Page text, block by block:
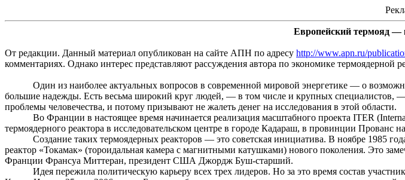
Европейский термояд—
От редакции. Данный материал опубликован на сайте АПН по адресу http://www.apn.ru/
комментариях. Однако интерес представляют рассуждения автора по экономике термоядерной
Один из наиболее актуальных вопросов в современной мировой энергетике — о
большие надежды. Есть весьма широкий круг людей, — в том числе и крупных специалистов, —
проблемы человечества, и потому призывают не жалеть денег на исследования в этой области.
Во Франции в настоящее время начинается реализация масштабного проекта ITER (
термоядерного реактора в исследовательском центре в городе Кадараш, в провинции Прованс
Создание таких термоядерных реакторов — это советская инициатива. В ноябре 1985
реактор «Токамак» (тороидальная камера с магнитными катушками) нового поколения. Это
Франции Франсуа Миттеран, президент США Джордж Буш-старший.
Идея пережила политическую карьеру всех трех лидеров. Но за это время состав